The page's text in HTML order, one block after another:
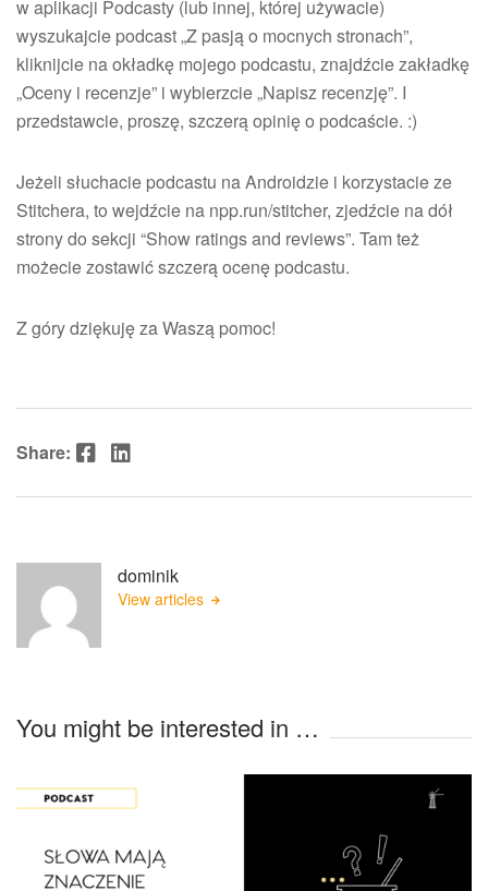
w aplikacji Podcasty (lub innej, której używacie)
wyszukajcie podcast „Z pasją o mocnych stronach”,
kliknijcie na okładkę mojego podcastu, znajdźcie zakładkę
„Oceny i recenzje” i wybierzcie „Napisz recenzję”. I
przedstawcie, proszę, szczerą opinię o podcaście. :)
Jeżeli słuchacie podcastu na Androidzie i korzystacie ze
Stitchera, to wejdźcie na npp.run/stitcher, zjedźcie na dół
strony do sekcji “Show ratings and reviews”. Tam też
możecie zostawić szczerą ocenę podcastu.
Z góry dziękuję za Waszą pomoc!
Share: Facebook LinkedIn
dominik
View articles
You might be interested in …